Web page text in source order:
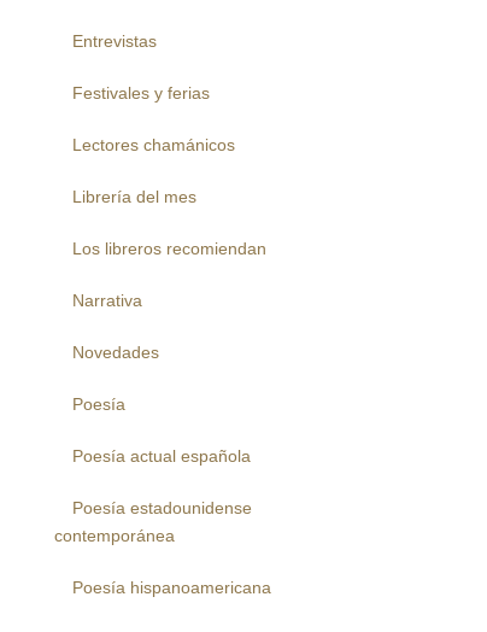
Entrevistas
Festivales y ferias
Lectores chamánicos
Librería del mes
Los libreros recomiendan
Narrativa
Novedades
Poesía
Poesía actual española
Poesía estadounidense
contemporánea
Poesía hispanoamericana